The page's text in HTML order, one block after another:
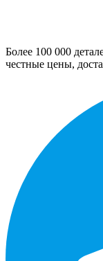
Более 100 000
честные цены,